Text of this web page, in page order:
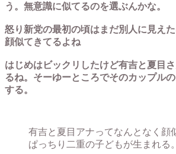
う。無意識に似てるのを選ぶんかな。
怒り新党の最初の頃はまだ別人に見え
顔似てきてるよね
はじめはビックリしたけど有吉と夏目
るね。そーゆーところでそのカップル
する。
有吉と夏目アナってなんとなく顔
ぱっちり二重の子どもが生まれる。